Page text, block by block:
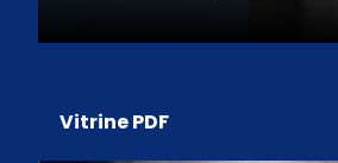
Vitrine PDF